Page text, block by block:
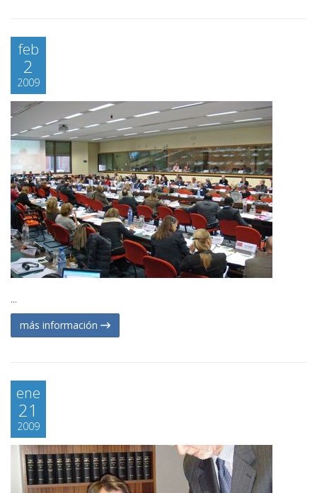
feb
2
2009
...
más información
ene
21
2009